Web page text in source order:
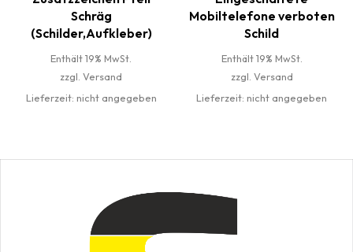
Schräg
(Schilder,Aufkleber)
Enthält 19% MwSt.
zzgl.Versand
Lieferzeit: nicht angegeben
Mobiltelefone verboten
Schild
Enthält 19% MwSt.
zzgl. Versand
Lieferzeit: nicht angegeben